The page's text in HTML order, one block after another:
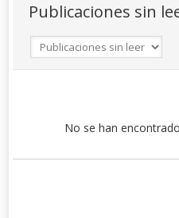
Publicaciones sin
No se han